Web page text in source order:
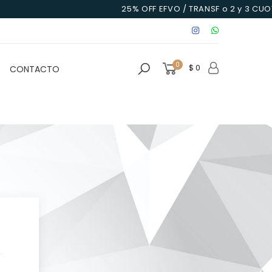
25% OFF EFVO / TRANSF o 2 y 3 CUOTAS
CONTACTO 0 $ 0